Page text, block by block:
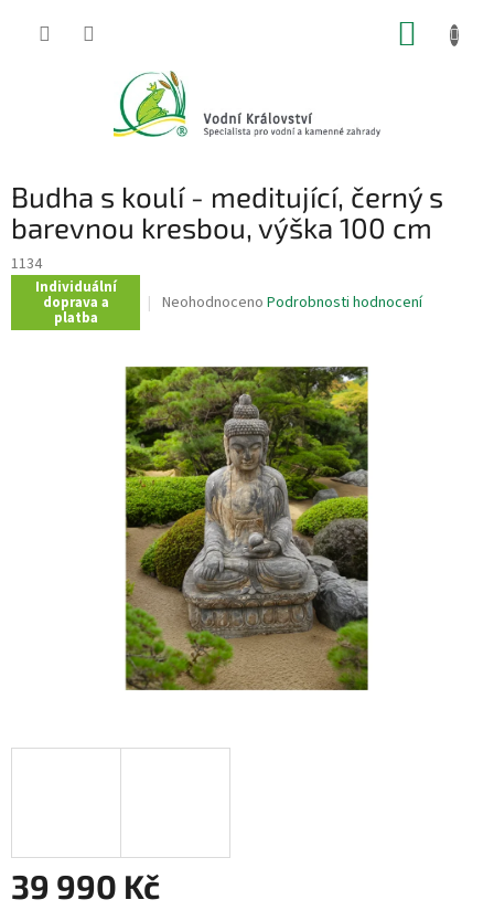
Budha s koulí - meditující, černý s
barevnou kresbou, výška 100 cm
1134
Individuální
doprava a
platba
Průměrné
je
0,0
z
5
hvězdiček.
Neohodnoceno Podrobnosti hodnocení
39 990 Kč